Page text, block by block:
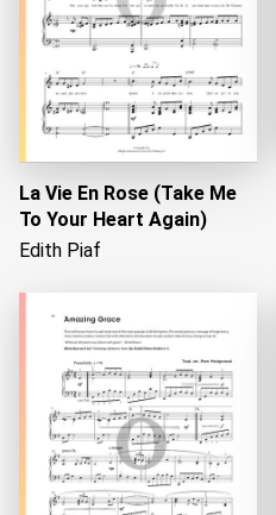
La Vie En Rose (Take Me
To Your Heart Again)
Edith Piaf